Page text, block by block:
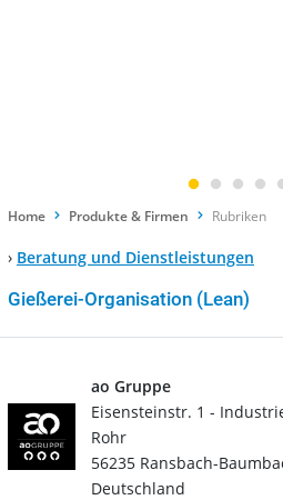
Home Produkte & Firmen Rubriken
› Beratung und Dienstleistungen
Gießerei-Organisation (Lean)
ao Gruppe
Eisensteinstr. 1 -
Rohr
56235 Ransbach-
Deutschland